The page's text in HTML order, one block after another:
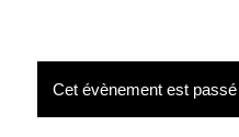
Cet évènement est passé